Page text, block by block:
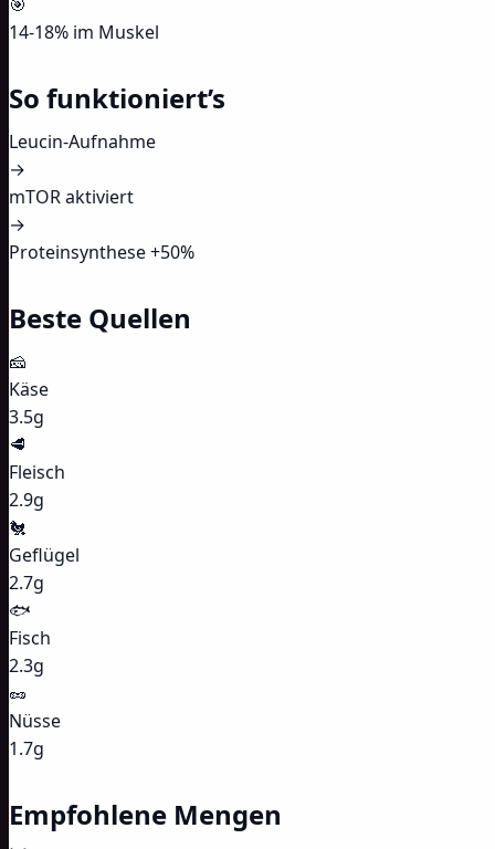
14-18% im Muskel
So funktioniert’s
Leucin-Aufnahme
→
mTOR aktiviert
→
Proteinsynthese +50%
Beste Quellen
🧀
Käse
3.5g
🥩
Fleisch
2.9g
🐔
Geflügel
2.7g
🐟
Fisch
2.3g
🥜
Nüsse
1.7g
Empfohlene Mengen